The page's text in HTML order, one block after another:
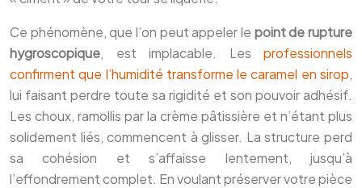
Ce phénomène, que l’on peut appeler le point de rupture
hygroscopique, est implacable. Les professionnels
confirment que l’humidité transforme le caramel en sirop,
lui faisant perdre toute sa rigidité et son pouvoir adhésif.
Les choux, ramollis par la crème pâtissière et n’étant plus
solidement liés, commencent à glisser. La structure perd
sa cohésion et s’affaisse lentement, jusqu’à
l’effondrement complet. En voulant préserver votre pièce